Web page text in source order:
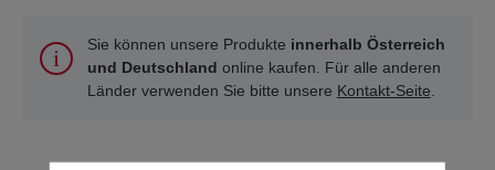
Sie können unsere Produkte innerhalb Österreich
und Deutschland online kaufen. Für alle anderen
Länder verwenden Sie bitte unsere Kontakt-Seite.